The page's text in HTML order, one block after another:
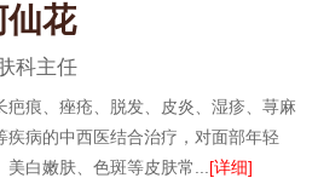
仙花
科主任
疤痕、痤疮、脱发、皮炎、湿疹、荨麻
疾病的中西医结合治疗，对面部年轻
美白嫩肤、色斑等皮肤常... [详细]